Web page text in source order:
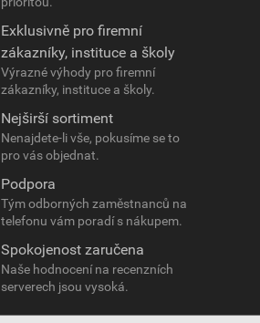
Exklusivně pro firemní
zákazníky, instituce a školy
Výrazné výhody pro firemní
zákazníky, instituce a školy.
Nejširší sortiment
Nenajdete-li vše, pokusíme se to
pro vás objednat.
Podpora
Tým odborných zaměstnanců na
telefonu vám poradí s nákupem.
Spokojenost zaručena
Naše hodnocení na recenzních
serverech jsou vysoká.